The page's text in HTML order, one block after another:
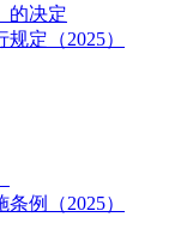
的决定
定（2025）
例（2025）